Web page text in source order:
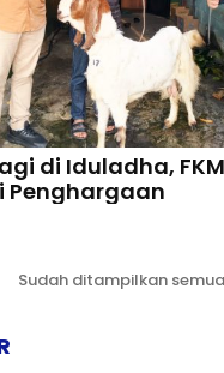
di Iduladha,
Penghargaan
Sudah ditampilkan semua